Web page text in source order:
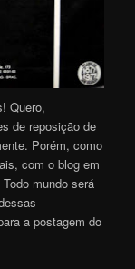
Quero,
de reposição de
Porém, como
com o blog em
mundo será
a postagem do